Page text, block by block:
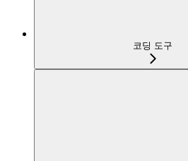
코딩 도구